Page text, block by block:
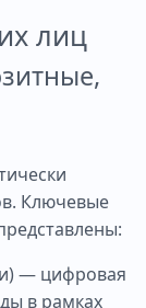
лиц
Ключевые
— цифровая
в рамках